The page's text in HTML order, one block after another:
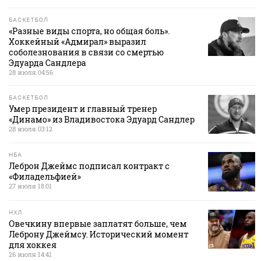
БАСКЕТБОЛ
«Разные виды спорта, но общая боль».
Хоккейный «Адмирал» выразил
соболезнования в связи со смертью
Эдуарда Сандлера
28 июля 04:56
БАСКЕТБОЛ
Умер президент и главный тренер
«Динамо» из Владивостока Эдуард Сандлер
28 июля 03:12
НБА
Леброн Джеймс подписал контракт с
«Филадельфией»
27 июля 18:01
НХЛ
Овечкину впервые заплатят больше, чем
Леброну Джеймсу. Исторический момент
для хоккея
26 июля 14:41